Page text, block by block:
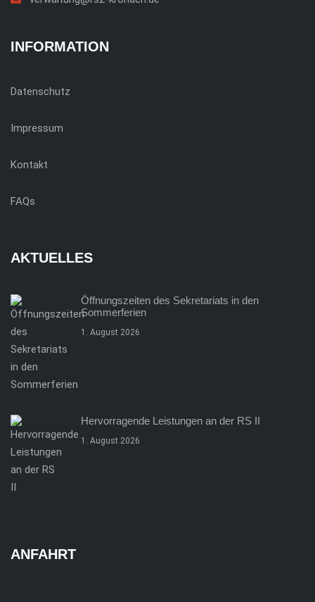
INFORMATION
Datenschutz
Impressum
Kontakt
FAQs
AKTUELLES
Öffnungszeiten des Sekretariats in den
Sommerferien
1. August 2026
Hervorragende Leistungen an der RS II
1. August 2026
ANFAHRT